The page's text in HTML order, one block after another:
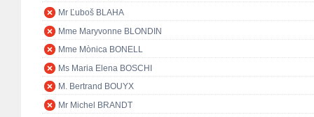
Mr Ľuboš BLAHA
Mme Maryvonne BLONDIN
Mme Mònica BONELL
Ms Maria Elena BOSCHI
M. Bertrand BOUYX
Mr Michel BRANDT